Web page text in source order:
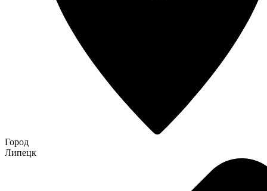
Город
Липецк